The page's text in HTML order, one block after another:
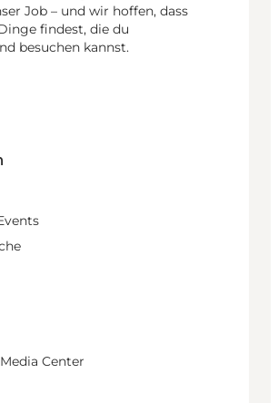
Job – und wir hoffen, dass
findest, die du
besuchen kannst.
Center